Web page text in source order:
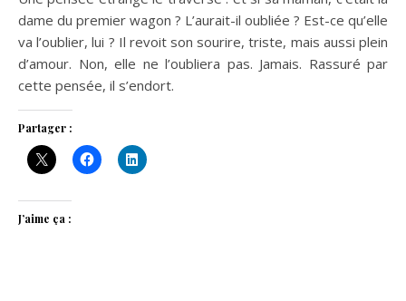
dame du premier wagon ? L’aurait-il oubliée ? Est-ce qu’elle
va l’oublier, lui ? Il revoit son sourire, triste, mais aussi plein
d’amour. Non, elle ne l’oubliera pas. Jamais. Rassuré par
cette pensée, il s’endort.
Partager :
J’aime ça :